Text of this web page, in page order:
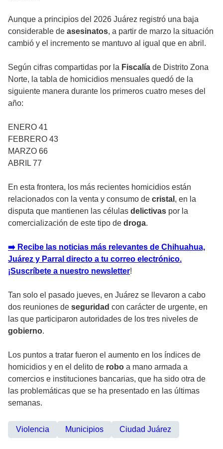
Aunque a principios del 2026 Juárez registró una baja
considerable de asesinatos, a partir de marzo la situación
cambió y el incremento se mantuvo al igual que en abril.
Según cifras compartidas por la Fiscalía de Distrito Zona
Norte, la tabla de homicidios mensuales quedó de la
siguiente manera durante los primeros cuatro meses del
año:
ENERO 41
FEBRERO 43
MARZO 66
ABRIL 77
En esta frontera, los más recientes homicidios están
relacionados con la venta y consumo de cristal , en la
disputa que mantienen las células delictivas por la
comercialización de este tipo de droga.
➡️ Recibe las noticias más relevantes de Chihuahua,
Juárez y Parral directo a tu correo electrónico.
¡Suscríbete a nuestro newsletter!
Tan solo el pasado jueves, en Juárez se llevaron a cabo
dos reuniones de seguridad con carácter de urgente, en
las que participaron autoridades de los tres niveles de
gobierno.
Los puntos a tratar fueron el aumento en los índices de
homicidios y en el delito de robo a mano armada a
comercios e instituciones bancarias, que ha sido otra de
las problemáticas que se ha presentado en las últimas
semanas.
Violencia Municipios Ciudad Juárez